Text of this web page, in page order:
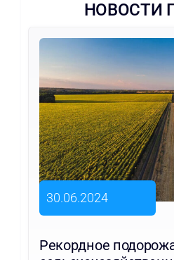
НОВОСТИ
30.06.2024
Рекордное